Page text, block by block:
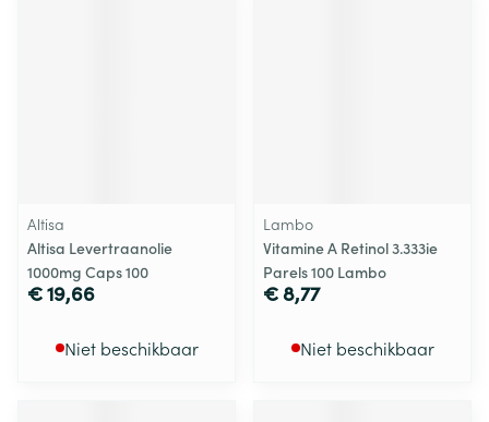
Altisa
Altisa Levertraanolie
1000mg Caps 100
€ 19,66
Niet beschikbaar
Lambo
Vitamine A Retinol 3.333ie
Parels 100 Lambo
€ 8,77
Niet beschikbaar